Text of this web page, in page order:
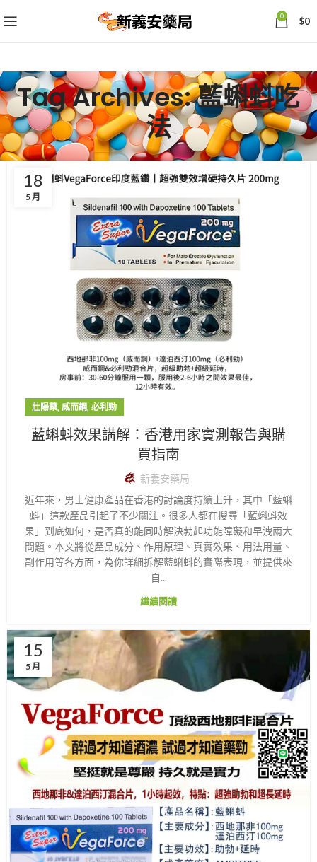
0 $0
Tag Archives: 藍蝌蚪吃
法
18
5 月
壯陽藥, 威而鋼, 必利勁
藍蝌蚪效果講解：香港用家實測報告與購
買指南
新義安藥局
近年來，男士健康產品在香港的討論度持續上升，其中「藍蝌
蚪」這款產品引起了不少關注。很多人都在搜尋「藍蝌蚪效
果」到底如何，是否真的能同時解決勃起功能障礙和早洩兩大
問題。本文將從產品成分、作用原理、真實效果、用法用量、
副作用等各方面，為你詳細拆解藍蝌蚪的實際表現，並提供來
自...
繼續閱讀
15
5 月